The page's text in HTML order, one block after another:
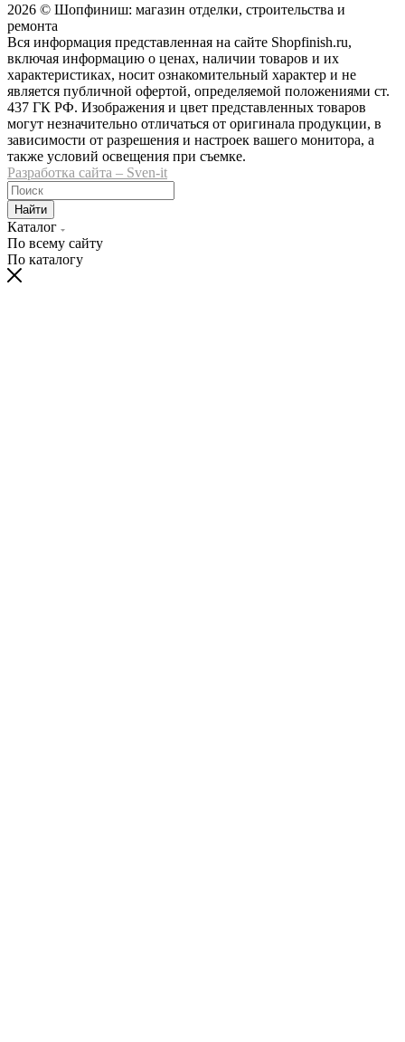
2026 © Шопфиниш: магазин отделки, строительства и
ремонта
Вся информация представленная на сайте Shopfinish.ru,
включая информацию о ценах, наличии товаров и их
характеристиках, носит ознакомительный характер и не
является публичной офертой, определяемой положениями ст.
437 ГК РФ. Изображения и цвет представленных товаров
могут незначительно отличаться от оригинала продукции, в
зависимости от разрешения и настроек вашего монитора, а
также условий освещения при съемке.
Разработка сайта – Sven-it
Найти
Каталог
По всему сайту
По каталогу